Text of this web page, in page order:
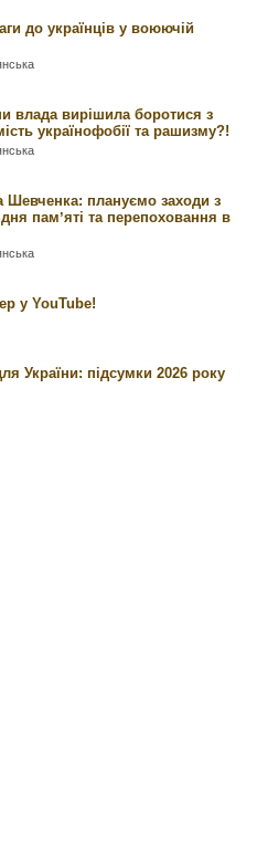
до українців у воюючій
влада вирішила боротися з
українофобії та рашизму?!
Шевченка: плануємо заходи з
памʼяті та перепоховання в
у YouTube!
України: підсумки 2026 року